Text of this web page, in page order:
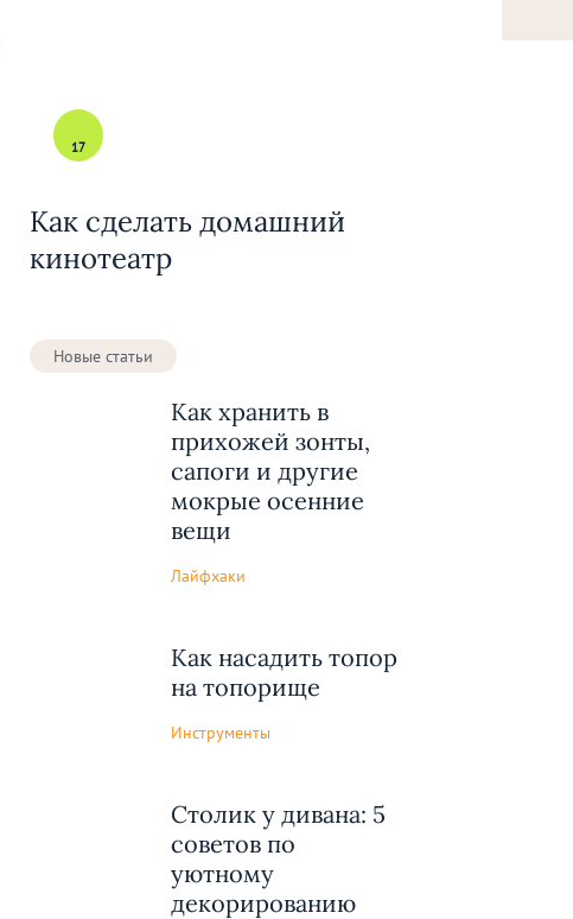
17
Как сделать домашний
кинотеатр
Новые статьи
Как хранить в
прихожей зонты,
сапоги и другие
мокрые осенние
вещи
Лайфхаки
Как насадить топор
на топорище
Инструменты
Cтолик у дивана: 5
советов по
уютному
декорированию